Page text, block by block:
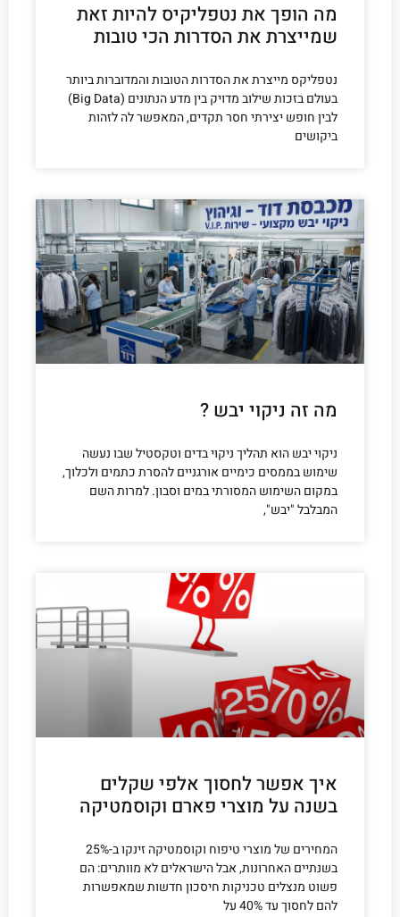
מה הופך את נטפליקיס להיות זאת
שמייצרת את הסדרות הכי טובות
נטפליקס מייצרת את הסדרות הטובות והמדוברות ביותר
בעולם בזכות שילוב מדויק בין מדע הנתונים (Big Data)
לבין חופש יצירתי חסר תקדים, המאפשר לה לזהות
ביקושים
מה זה ניקוי יבש ?
ניקוי יבש הוא תהליך ניקוי בדים וטקסטיל שבו נעשה
שימוש בממסים כימיים אורגניים להסרת כתמים ולכלוך,
במקום השימוש המסורתי במים וסבון. למרות השם
המבלבל "יבש",
איך אפשר לחסוך אלפי שקלים
בשנה על מוצרי פארם וקוסמטיקה
המחירים של מוצרי טיפוח וקוסמטיקה זינקו ב-25%
בשנתיים האחרונות, אבל הישראלים לא מוותרים: הם
פשוט מנצלים טכניקות חיסכון חדשות שמאפשרות
להם לחסוך עד 40% על